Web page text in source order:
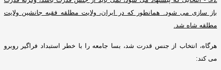
باز سازی می شود
همانطور که در ایران، ولایت مطلقه فقیه جانشین ولایت
مطلقه شاه شد
هرگاه، انتخاب از جنس قدرت شد، بسا جامعه را با خطر استبداد فراگیر روبرو
می کند :